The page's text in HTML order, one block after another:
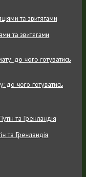
та звитягами
до чого готуватись
та Гренландія